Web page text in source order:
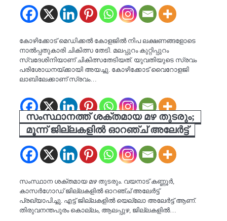
കോഴിക്കോട് മെഡിക്കൽ കോളജിൽ നിപ ലക്ഷണങ്ങളോടെ
നാൽപ്പതുകാരി ചികിത്സ തേടി. മലപ്പുറം കുറ്റിപ്പുറം
സ്വദേശിനിയാണ് ചികിത്സതേടിയത്. യുവതിയുടെ സ്രവം
പരിശോധനയ്ക്കായി അയച്ചു. കോഴിക്കോട് വൈറോളജി
ലാബിലേക്കാണ് സ്രവം…
സംസ്ഥാനത്ത് ശക്തമായ മഴ തുടരും;
മൂന്ന് ജില്ലകളില്‍ ഓറഞ്ച് അലേര്‍ട്ട്
സംസ്ഥാന ശക്തമായ മഴ തുടരും. വയനാട് കണ്ണൂര്‍,
കാസര്‍ഗോഡ് ജില്ലകളില്‍ ഓറഞ്ച് അലേര്‍ട്ട്
പ്രഖ്യാപിച്ചു. എട്ട് ജില്ലകളില്‍ യെല്ലോ അലേര്‍ട്ട് ആണ്.
തിരുവനന്തപുരം കൊല്ലം, ആലപ്പുഴ, ജില്ലകളില്‍…